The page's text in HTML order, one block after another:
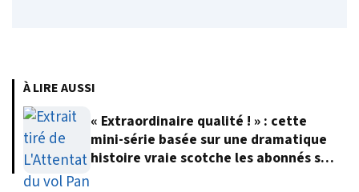
À LIRE AUSSI
« Extraordinaire qualité ! » : cette
mini-série basée sur une dramatique
histoire vraie scotche les abonnés sur